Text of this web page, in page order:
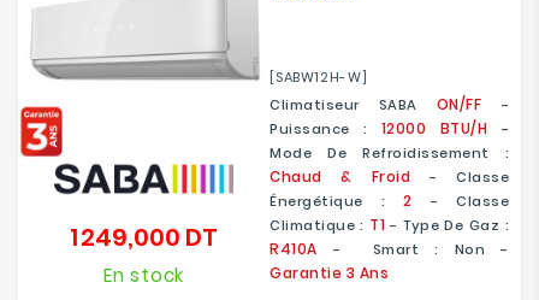
[SABW12H-W]
Climatiseur SABA ON/FF -
Puissance : 12000 BTU/H -
Mode De Refroidissement :
Chaud & Froid - Classe
Énergétique : 2 - Classe
Climatique : T1 - Type De Gaz :
R410A - Smart : Non -
Garantie 3 Ans
1 249,000 DT
En stock